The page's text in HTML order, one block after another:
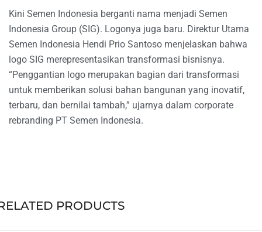
Kini Semen Indonesia berganti nama menjadi Semen
Indonesia Group (SIG). Logonya juga baru. Direktur Utama
Semen Indonesia Hendi Prio Santoso menjelaskan bahwa
logo SIG merepresentasikan transformasi bisnisnya.
“Penggantian logo merupakan bagian dari transformasi
untuk memberikan solusi bahan bangunan yang inovatif,
terbaru, dan bernilai tambah,” ujarnya dalam corporate
rebranding PT Semen Indonesia.
PRODUCTS